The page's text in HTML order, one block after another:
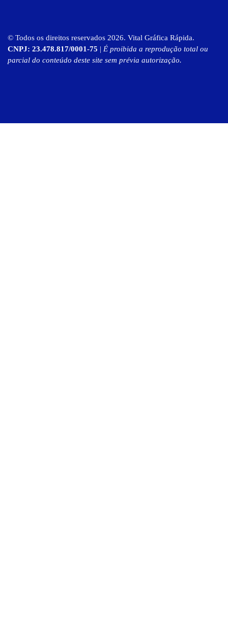
© Todos os direitos reservados 2026. Vital Gráfica Rápida.
CNPJ: 23.478.817/0001-75 | É proibida a reprodução total ou
parcial do conteúdo deste site sem prévia autorização.